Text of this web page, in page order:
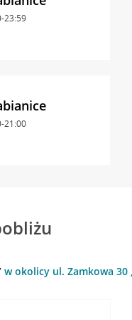
23:59
21:00
w okolicy ul. Zamkowa 30